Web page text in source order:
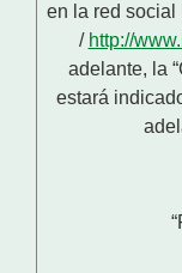
en la red social
/ http://
adelante, la
estará